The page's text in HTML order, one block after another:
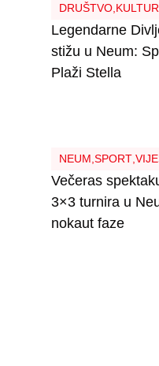
DRUŠTVO,
Legendarne
stižu u Neum:
Plaži Stella
NEUM SPORT,
Večeras
3×3 turnira u
nokaut faze